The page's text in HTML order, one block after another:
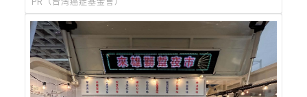
PR（台灣癌症基金會）